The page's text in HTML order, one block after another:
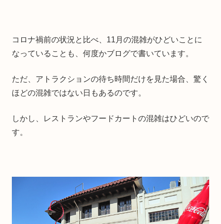
コロナ禍前の状況と比べ、11月の混雑がひどいことに
なっていることも、何度かブログで書いています。
ただ、アトラクションの待ち時間だけを見た場合、驚く
ほどの混雑ではない日もあるのです。
しかし、レストランやフードカートの混雑はひどいので
す。